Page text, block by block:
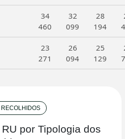
34
460
32
099
28
194
23
271
26
094
25
129
por Tipologia dos